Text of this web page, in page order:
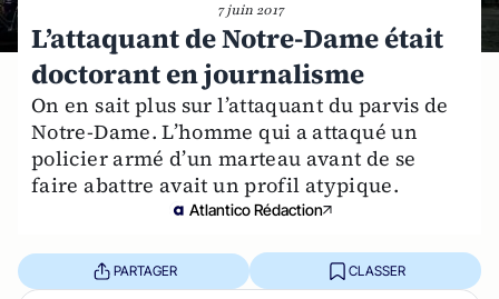
7 juin 2017
L’attaquant de Notre-Dame était
doctorant en journalisme
On en sait plus sur l’attaquant du parvis de
Notre-Dame. L’homme qui a attaqué un
policier armé d’un marteau avant de se
faire abattre avait un profil atypique.
Atlantico Rédaction
PARTAGER CLASSER